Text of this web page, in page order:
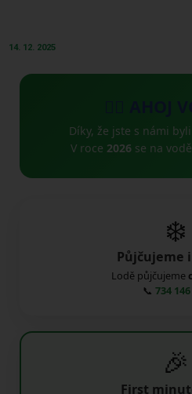
14. 12. 2025
Díky, že jste s námi
V roce 2026 se na
❄️
Půjčujeme
Lodě půjčujeme
📞 734
🎉
First